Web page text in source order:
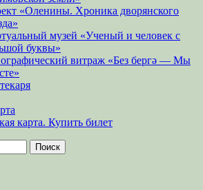
«Оленины. Хроника дворянского
музей «Ученый и человек с
буквы»
витраж «Без бергə — Мы
карта. Купить билет